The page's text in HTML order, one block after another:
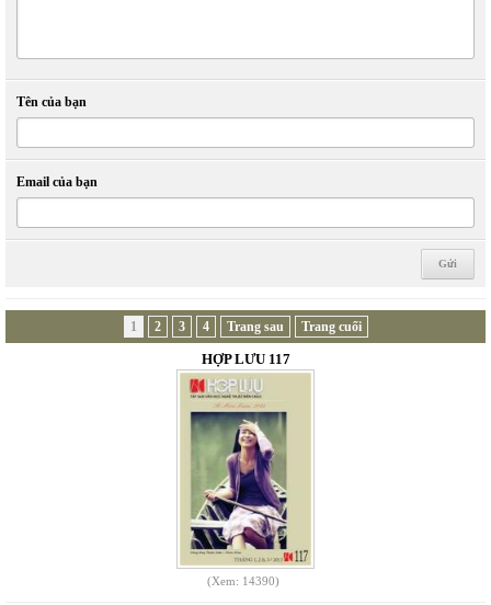
Tên của bạn
Email của bạn
1 2 3 4 Trang sau Trang cuối
HỢP LƯU 117
(Xem: 14390)